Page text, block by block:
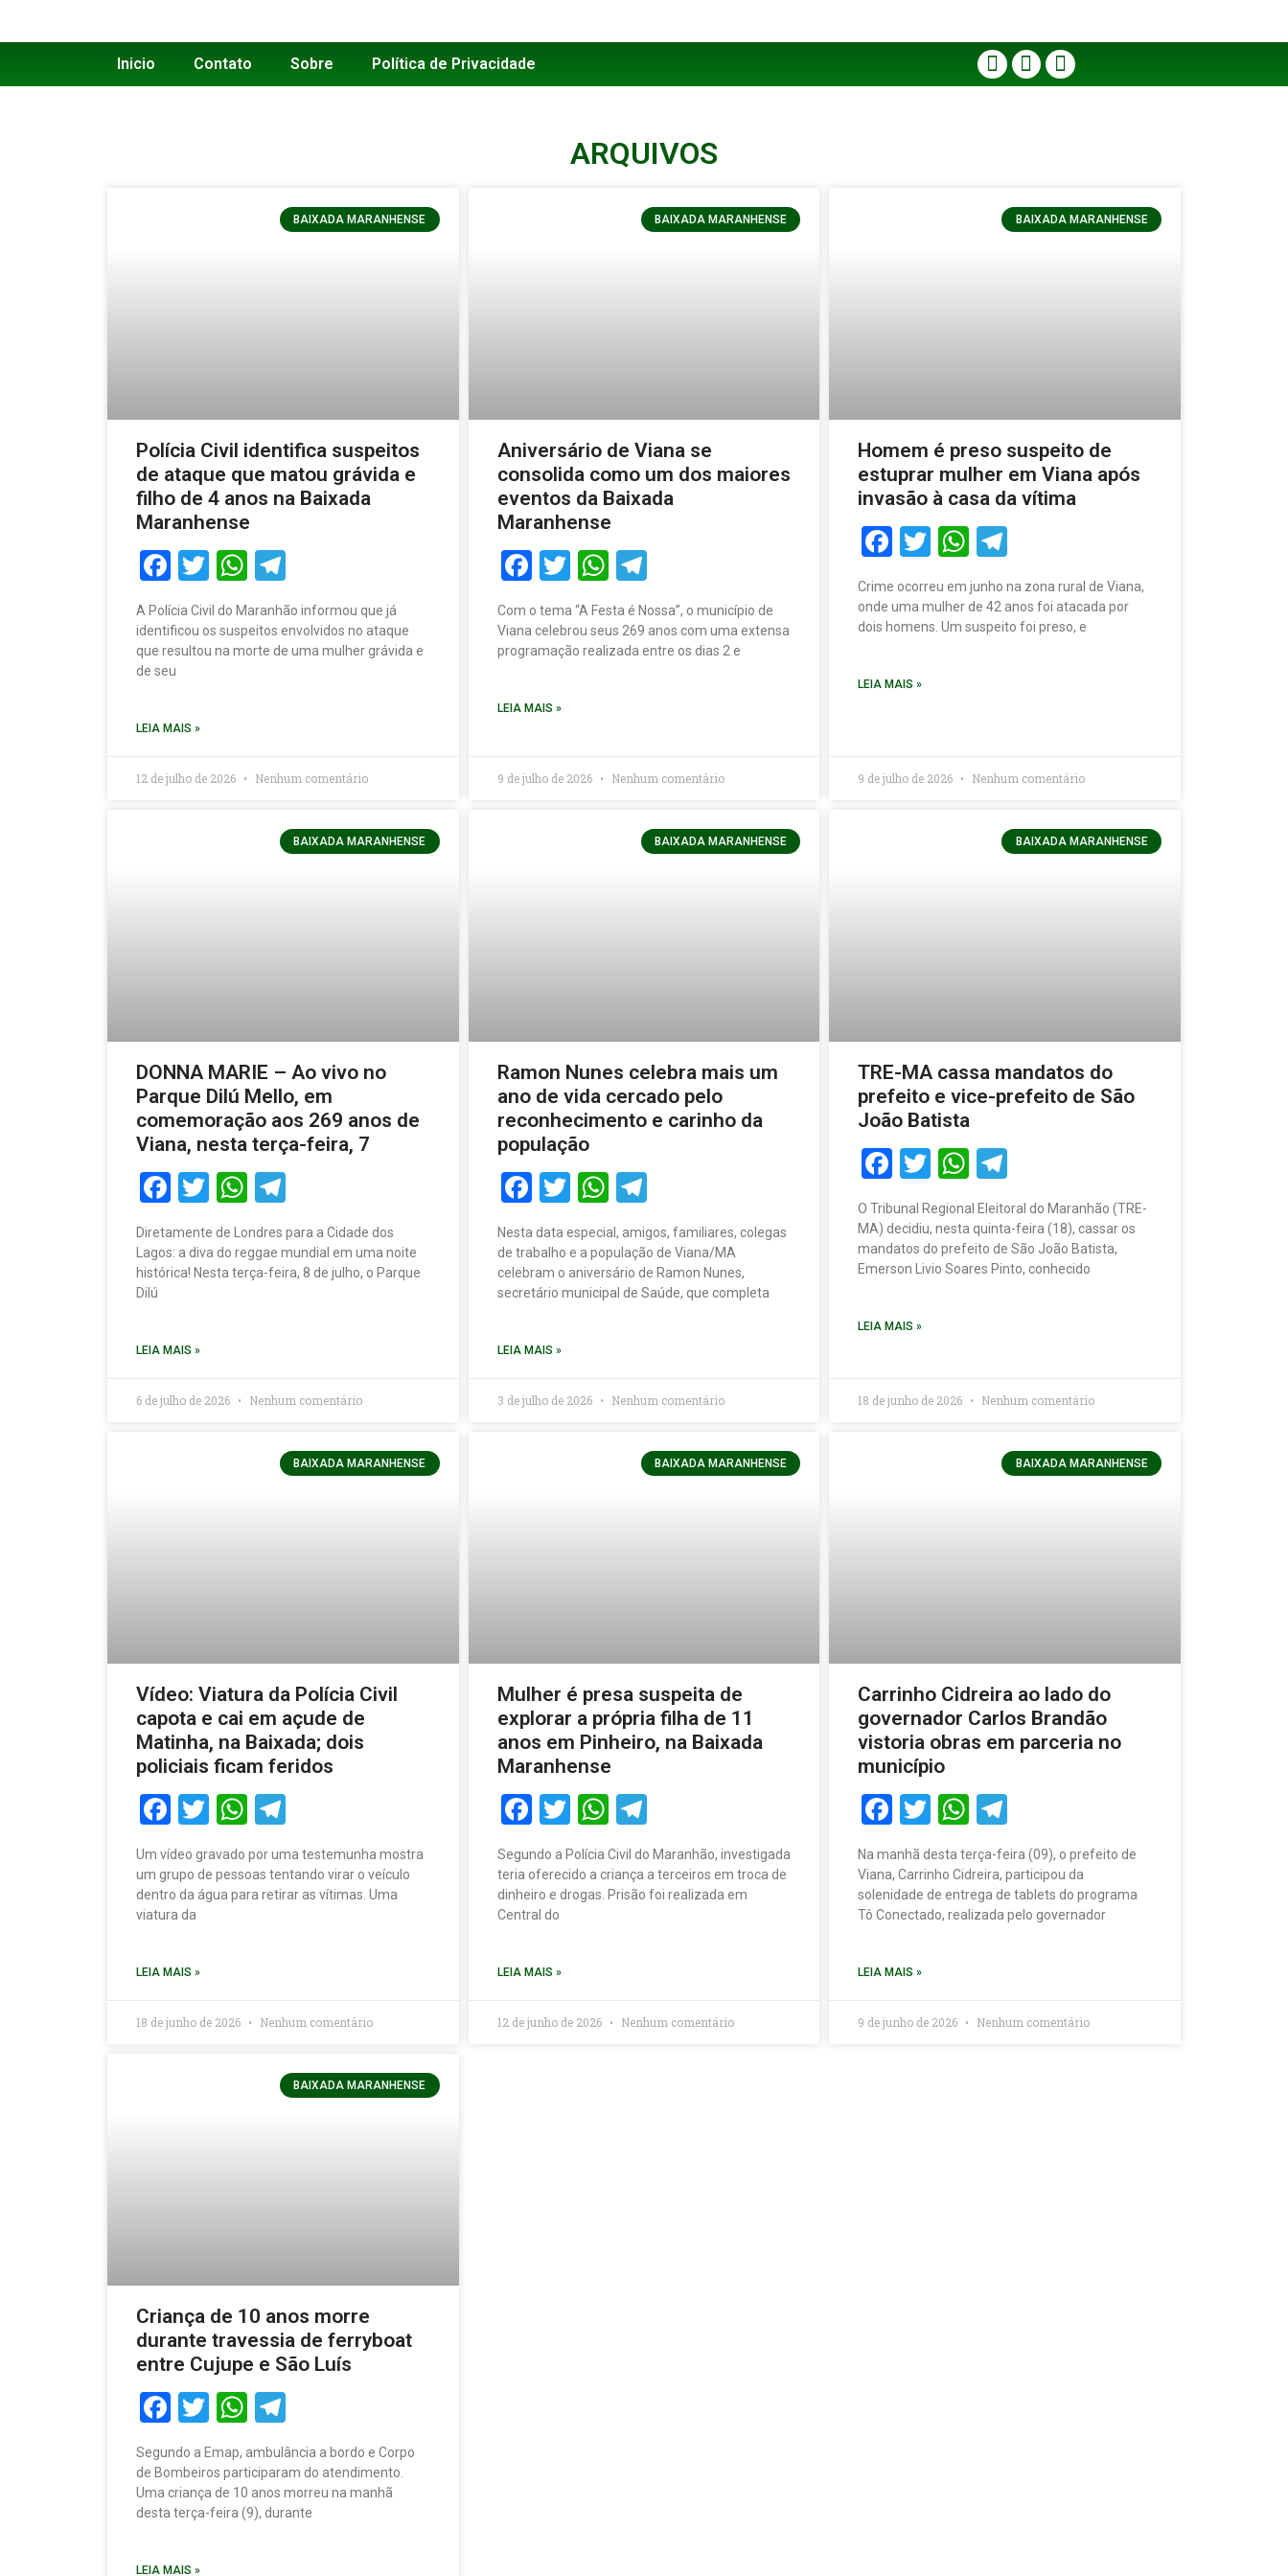
Inicio Contato Sobre Política de Privacidade
ARQUIVOS
BAIXADA MARANHENSE
Polícia Civil identifica suspeitos
de ataque que matou grávida e
filho de 4 anos na Baixada
Maranhense
Facebook
TwitterWhatsApp
A Polícia Civil do Maranhão informou que já
identificou os suspeitos envolvidos no ataque
que resultou na morte de uma mulher grávida e
de seu
LEIA MAIS »
12 de julho de 2026 Nenhum comentário
BAIXADA MARANHENSE
Aniversário de Viana se
consolida como um dos maiores
eventos da Baixada
Maranhense
Facebook
Twitter
WhatsApp
Telegram
Com o tema “A Festa é Nossa”, o município de
Viana celebrou seus 269 anos com uma extensa
programação realizada entre os dias 2 e
LEIA MAIS »
9 de julho de 2026 Nenhum comentário
BAIXADA MARANHENSE
Homem é preso suspeito de
estuprar mulher em Viana após
invasão à casa da vítima
Facebook
TwitterWhatsApp
Crime ocorreu em junho na zona rural de Viana,
onde uma mulher de 42 anos foi atacada por
dois homens. Um suspeito foi preso, e
LEIA MAIS »
9 de julho de 2026 Nenhum comentário
BAIXADA MARANHENSE
DONNA MARIE – Ao vivo no
Parque Dilú Mello, em
comemoração aos 269 anos de
Viana, nesta terça-feira, 7
Facebook
TwitterWhatsApp
Diretamente de Londres para a Cidade dos
Lagos: a diva do reggae mundial em uma noite
histórica! Nesta terça-feira, 8 de julho, o Parque
Dilú
LEIA MAIS »
6 de julho de 2026 Nenhum comentário
BAIXADA MARANHENSE
Ramon Nunes celebra mais um
ano de vida cercado pelo
reconhecimento e carinho da
população
Facebook
Twitter
WhatsApp
Telegram
Nesta data especial, amigos, familiares, colegas
de trabalho e a população de Viana/MA
celebram o aniversário de Ramon Nunes,
secretário municipal de Saúde, que completa
LEIA MAIS »
3 de julho de 2026 Nenhum comentário
BAIXADA MARANHENSE
TRE-MA cassa mandatos do
prefeito e vice-prefeito de São
João Batista
Facebook
TwitterWhatsApp
O Tribunal Regional Eleitoral do Maranhão (TRE-
MA) decidiu, nesta quinta-feira (18), cassar os
mandatos do prefeito de São João Batista,
Emerson Livio Soares Pinto, conhecido
LEIA MAIS »
18 de junho de 2026 Nenhum comentário
BAIXADA MARANHENSE
Vídeo: Viatura da Polícia Civil
capota e cai em açude de
Matinha, na Baixada; dois
policiais ficam feridos
Facebook
TwitterWhatsApp
Um vídeo gravado por uma testemunha mostra
um grupo de pessoas tentando virar o veículo
dentro da água para retirar as vítimas. Uma
viatura da
LEIA MAIS »
18 de junho de 2026 Nenhum comentário
BAIXADA MARANHENSE
Mulher é presa suspeita de
explorar a própria filha de 11
anos em Pinheiro, na Baixada
Maranhense
Facebook
Twitter
WhatsApp
Telegram
Segundo a Polícia Civil do Maranhão, investigada
teria oferecido a criança a terceiros em troca de
dinheiro e drogas. Prisão foi realizada em
Central do
LEIA MAIS »
12 de junho de 2026 Nenhum comentário
BAIXADA MARANHENSE
Carrinho Cidreira ao lado do
governador Carlos Brandão
vistoria obras em parceria no
município
Facebook
TwitterWhatsApp
Na manhã desta terça-feira (09), o prefeito de
Viana, Carrinho Cidreira, participou da
solenidade de entrega de tablets do programa
Tô Conectado, realizada pelo governador
LEIA MAIS »
9 de junho de 2026 Nenhum comentário
BAIXADA MARANHENSE
Criança de 10 anos morre
durante travessia de ferryboat
entre Cujupe e São Luís
Facebook
TwitterWhatsApp
Segundo a Emap, ambulância a bordo e Corpo
de Bombeiros participaram do atendimento.
Uma criança de 10 anos morreu na manhã
desta terça-feira (9), durante
LEIA MAIS »